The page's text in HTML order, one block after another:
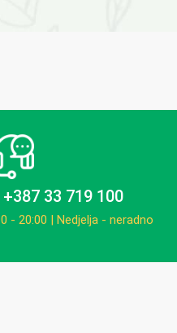
33 719 100
- 20:00 | Nedjelja - neradno